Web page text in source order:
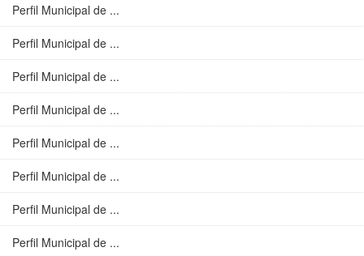
Perfil Municipal de ...
Perfil Municipal de ...
Perfil Municipal de ...
Perfil Municipal de ...
Perfil Municipal de ...
Perfil Municipal de ...
Perfil Municipal de ...
Perfil Municipal de ...